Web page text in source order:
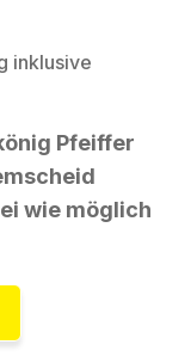
inklusive
Pfeiffer
wie möglich